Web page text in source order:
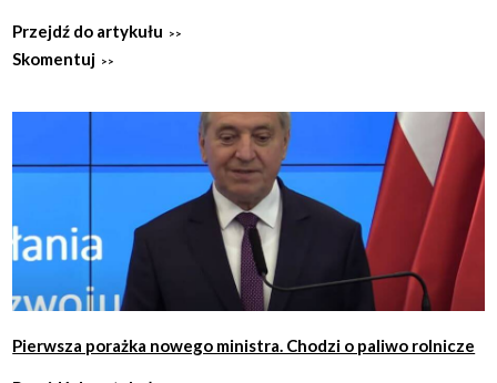
Przejdź do artykułu
Skomentuj
Pierwsza porażka nowego ministra. Chodzi o paliwo rolnicze